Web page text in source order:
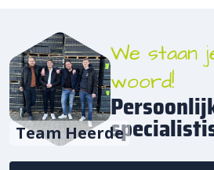
Team Heerde
We staan
woord!